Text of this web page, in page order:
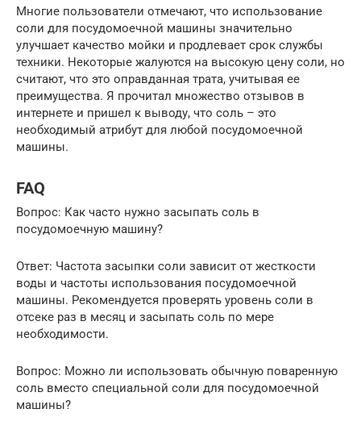
Многие пользователи отмечают, что использование
соли для посудомоечной машины значительно
улучшает качество мойки и продлевает срок службы
техники. Некоторые жалуются на высокую цену соли, но
считают, что это оправданная трата, учитывая ее
преимущества. Я прочитал множество отзывов в
интернете и пришел к выводу, что соль – это
необходимый атрибут для любой посудомоечной
машины.
FAQ
Вопрос: Как часто нужно засыпать соль в
посудомоечную машину?
Ответ: Частота засыпки соли зависит от жесткости
воды и частоты использования посудомоечной
машины. Рекомендуется проверять уровень соли в
отсеке раз в месяц и засыпать соль по мере
необходимости.
Вопрос: Можно ли использовать обычную поваренную
соль вместо специальной соли для посудомоечной
машины?